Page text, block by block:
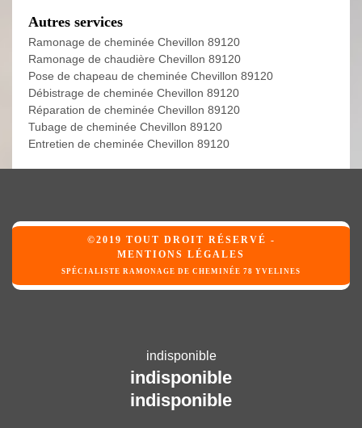
Autres services
Ramonage de cheminée Chevillon 89120
Ramonage de chaudière Chevillon 89120
Pose de chapeau de cheminée Chevillon 89120
Débistrage de cheminée Chevillon 89120
Réparation de cheminée Chevillon 89120
Tubage de cheminée Chevillon 89120
Entretien de cheminée Chevillon 89120
©2019 TOUT DROIT RÉSERVÉ -
MENTIONS LÉGALES
SPÉCIALISTE RAMONAGE DE CHEMINÉE 78 YVELINES
indisponible
indisponible
indisponible